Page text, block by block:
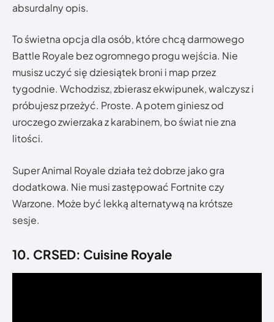
absurdalny opis.
To świetna opcja dla osób, które chcą darmowego
Battle Royale bez ogromnego progu wejścia. Nie
musisz uczyć się dziesiątek broni i map przez
tygodnie. Wchodzisz, zbierasz ekwipunek, walczysz i
próbujesz przeżyć. Proste. A potem giniesz od
uroczego zwierzaka z karabinem, bo świat nie zna
litości.
Super Animal Royale działa też dobrze jako gra
dodatkowa. Nie musi zastępować Fortnite czy
Warzone. Może być lekką alternatywą na krótsze
sesje.
10. CRSED: Cuisine Royale